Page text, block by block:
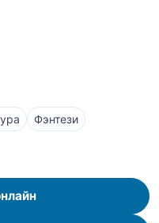
Фэнтези